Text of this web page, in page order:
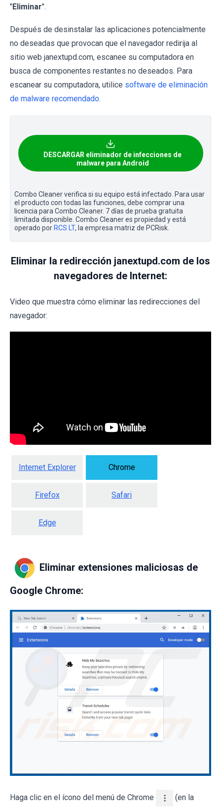
"Eliminar".
Después de desinstalar las aplicaciones potencialmente
no deseadas que provocan que el navegador redirija al
sitio web janextupd.com, escanee su computadora en
busca de componentes restantes no deseados. Para
escanear su computadora, utilice software de eliminación
de malware recomendado.
DESCARGAR eliminador de infecciones de
malware para Android
Combo Cleaner verifica si su equipo está infectado. Para usar
el producto con todas las funciones, debe comprar una
licencia para Combo Cleaner. 7 días de prueba gratuita
limitada disponible. Combo Cleaner es propiedad y está
operado por RCS LT, la empresa matriz de PCRisk.
Eliminar la redirección janextupd.com de los
navegadores de Internet:
Video que muestra cómo eliminar las redirecciones del
navegador:
Internet Explorer Chrome
Firefox Safari
Edge
Eliminar extensiones maliciosas de
Google Chrome:
Haga clic en el ícono del menú de Chrome (en la